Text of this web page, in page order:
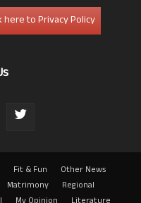
here to Privacy Policy
Fit & Fun
Other News
Matrimony
Regional